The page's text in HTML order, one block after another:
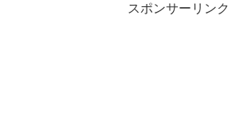
スポンサーリンク